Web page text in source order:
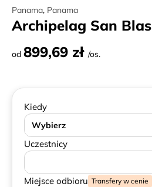
Panama, Panama
Archipelag San Blas
od 899,69 zł /os.
Kiedy
Wybierz
Uczestnicy
Miejsce odbioru Transfery w cenie